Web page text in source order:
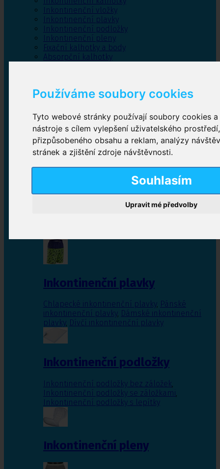
Používáme soubory cookies
Tyto webové stránky používají soubory cookies
nástroje s cílem vylepšení uživatelského
přizpůsobeného obsahu a reklam, analýzy
stránek a zjištění zdroje návštěvnosti.
Souhlasím
Upravit mé předvolby
Inkontinenční vložky
Inkontinenční plavky
Inkontinenční podložky
Inkontinenční pleny
Fixační kalhotky a body
Absorpční kalhotky
Inkontinenční kalhotky
Plenkové kalhotky navlékací,Plenkové kalhotky
zalepovací,Inkontinenční kalhotky dámské
Inkontinenční vložky
Inkontinenční plavky
Chlapecké inkontinenční plavky, Pánské
inkontinenční plavky, Dámské inkontinenční
plavky, Dívčí inkontinenční plavky
Inkontinenční podložky
Inkontinenční podložky bez záložek,
Inkontinenční podložky se záložkami,
Inkontinenční podložky s lepítky
Inkontinenční pleny